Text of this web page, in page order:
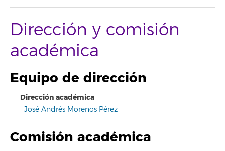
Dirección y comisión
académica
Equipo de dirección
Dirección académica
José Andrés Morenos Pérez
Comisión académica